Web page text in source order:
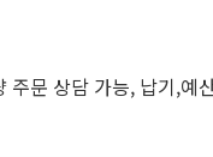
문 상담 가능, 납기,예